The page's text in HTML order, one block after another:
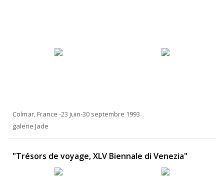
Colmar, France -23 juin-30 septembre 1993
galerie Jade
"Trésors de voyage, XLV Biennale di Venezia"